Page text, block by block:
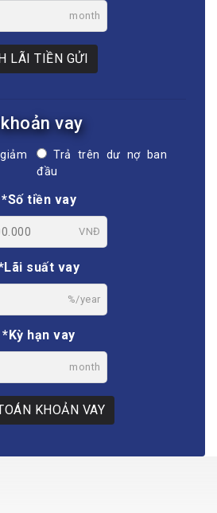
month
LÃI TIỀN GỬI
vay
Trả trên dư nợ ban
đầu
*Số tiền vay
VNĐ
suất vay
%/year
*Kỳ hạn vay
month
KHOẢN VAY